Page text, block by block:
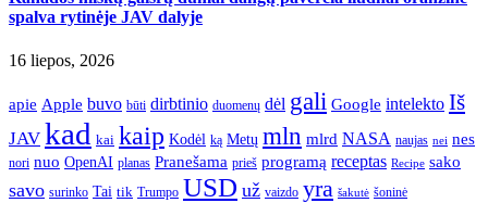
spalva rytinėje JAV dalyje
16 liepos, 2026
apie Apple buvo būti dirbtinio duomenų dėl gali Google intelekto Iš
JAV kad kai kaip Kodėl ką Metų mln mlrd NASA naujas nei nes
nori nuo OpenAI planas Pranešama prieš programą receptas Recipe sako
savo surinko Tai tik Trumpo USD už vaizdo yra šakutė šoninė